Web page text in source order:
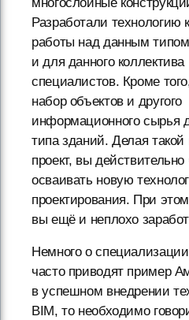
Разработали технологию
работы над данным
и для данного коллектива
специалистов. Кроме
набор объектов и другого
информационного сырья
типа зданий. Делая
проект, вы действительно
осваивать новую
проектирования. При
вы ещё и неплохо
Немного о
часто приводят пример
в успешном внедрении
BIM, то необходимо